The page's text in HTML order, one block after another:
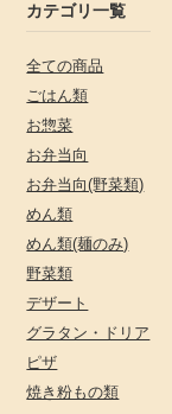
カテゴリ一覧
全ての商品
ごはん類
お惣菜
お弁当向
お弁当向(野菜類)
めん類
めん類(麺のみ)
野菜類
デザート
グラタン・ドリア
ピザ
焼き粉もの類